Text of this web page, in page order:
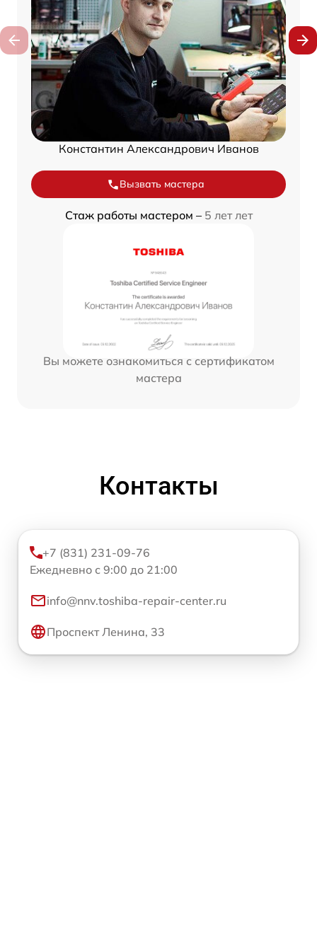
Константин Александрович Иванов
Вызвать мастера
Стаж работы мастером – 5 лет лет
Вы можете ознакомиться с сертификатом
мастера
Контакты
+7 (831) 231-09-76
Ежедневно с 9:00 до 21:00
info@nnv.toshiba-repair-center.ru
Проспект Ленина, 33